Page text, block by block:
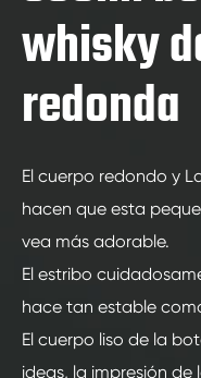
whisky
redonda
El cuerpo redondo y
hacen que esta
vea más adorable.
El estribo
hace tan estable
El cuerpo liso de la
ideas, la impresión